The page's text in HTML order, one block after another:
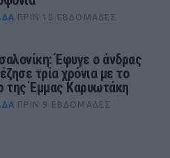
ΠΡΙΝ 10 ΕΒΔΟΜΆΔΕΣ
Έφυγε ο άνδρας
τρία χρόνια με το
της Έμμας Καρυωτάκη
ΠΡΙΝ 9 ΕΒΔΟΜΆΔΕΣ